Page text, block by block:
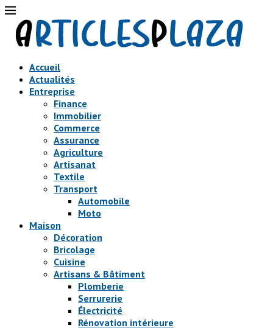
Accueil
Actualités
Entreprise
Finance
Immobilier
Commerce
Assurance
Agriculture
Artisanat
Textile
Transport
Automobile
Moto
Maison
Décoration
Bricolage
Cuisine
Artisans & Bâtiment
Plomberie
Serrurerie
Électricité
Rénovation intérieure